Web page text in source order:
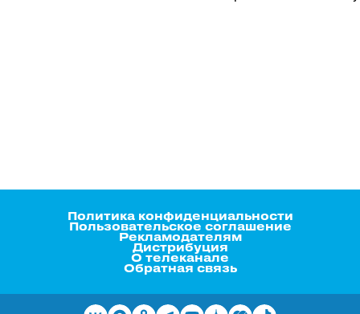
Политика конфиденциальности
Пользовательское соглашение
Рекламодателям
Дистрибуция
О телеканале
Обратная связь